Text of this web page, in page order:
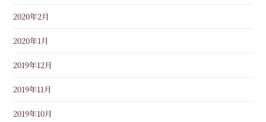
2020年2月
2020年1月
2019年12月
2019年11月
2019年10月